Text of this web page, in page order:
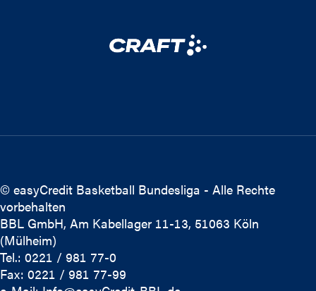
© easyCredit Basketball Bundesliga - Alle Rechte
vorbehalten
BBL GmbH, Am Kabellager 11-13, 51063 Köln
(Mülheim)
Tel.: 0221 / 981 77-0
Fax: 0221 / 981 77-99